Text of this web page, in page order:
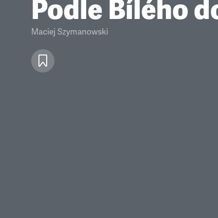
Podle Bílého
Maciej Szymanowski